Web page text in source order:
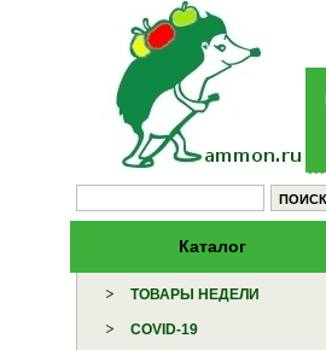
Каталог
ТОВАРЫ НЕДЕЛИ
COVID-19